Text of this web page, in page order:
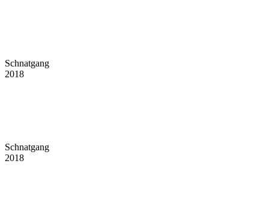
Schnatgang
2018
Schnatgang
2018